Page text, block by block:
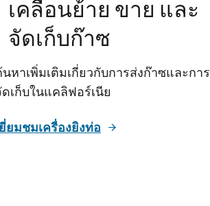
เคลื่อนย้าย ขาย และ
จัดเก็บก๊าซ
หาเพิ่มเติมเกี่ยวกับการส่งก๊าซและการ
เก็บในแคลิฟอร์เนีย
ยมชมเครื่องยิงท่อ